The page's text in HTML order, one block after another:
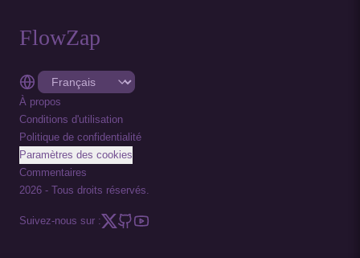
FlowZap
À propos
Conditions d'utilisation
Politique de confidentialité
Paramètres des cookies
Commentaires
2026 - Tous droits réservés.
Suivez-nous sur :